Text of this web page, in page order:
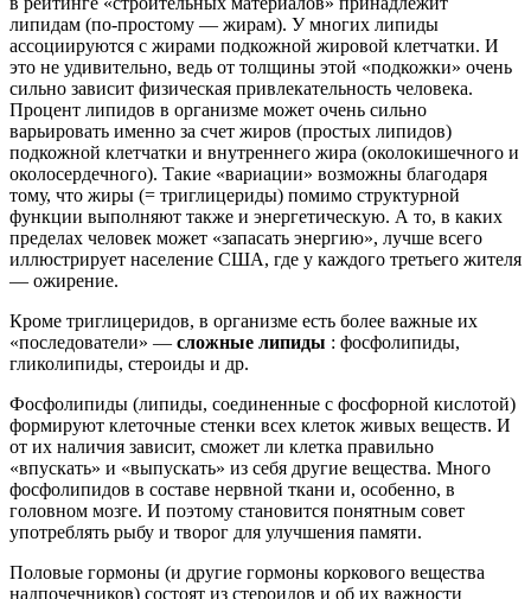
липидам (по-простому — жирам). У многих липиды
ассоциируются с жирами подкожной жировой клетчатки. И
это не удивительно, ведь от толщины этой «подкожки» очень
сильно зависит физическая привлекательность человека.
Процент липидов в организме может очень сильно
варьировать именно за счет жиров (простых липидов)
подкожной клетчатки и внутреннего жира (околокишечного и
околосердечного). Такие «вариации» возможны благодаря
тому, что жиры (= триглицериды) помимо структурной
функции выполняют также и энергетическую. А то, в каких
пределах человек может «запасать энергию», лучше всего
иллюстрирует население США, где у каждого третьего жителя
— ожирение.
Кроме триглицеридов, в организме есть более важные их
«последователи» — сложные липиды : фосфолипиды,
гликолипиды, стероиды и др.
Фосфолипиды (липиды, соединенные с фосфорной кислотой)
формируют клеточные стенки всех клеток живых веществ. И
от их наличия зависит, сможет ли клетка правильно
«впускать» и «выпускать» из себя другие вещества. Много
фосфолипидов в составе нервной ткани и, особенно, в
головном мозге. И поэтому становится понятным совет
употреблять рыбу и творог для улучшения памяти.
Половые гормоны (и другие гормоны коркового вещества
надпочечников) состоят из стероидов и об их важности